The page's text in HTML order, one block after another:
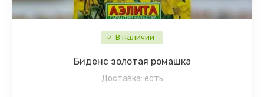
В наличии
Биденс золотая ромашка
Доставка: есть